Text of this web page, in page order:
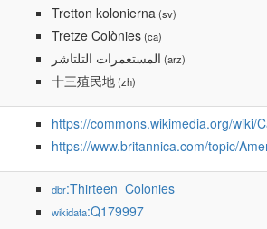
Tretton kolonierna(sv)
Tretze Colònies(ca)
المستعمرات التلتاشر (arz)
十三殖民地(zh)
https://commons.wikimedia.org/wiki/
https://www.britannica.com/topic/
dbr:Thirteen_Colonies
wikidata:Q179997